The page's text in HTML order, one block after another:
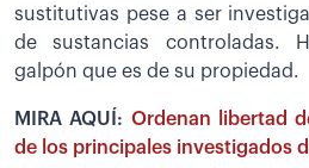
sustitutivas pese a ser
de sustancias controladas.
galpón que es de su propiedad.
MIRA AQUÍ: Ordenan libertad
de los principales investigados